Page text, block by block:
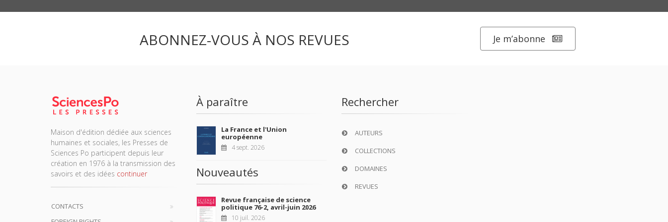
ABONNEZ-VOUS À NOS REVUES Je m’abonne
Maison d'édition dédiée aux sciences
humaines et sociales, les Presses de
Sciences Po participent depuis leur
création en 1976 à la transmission des
savoirs et des idées continuer
CONTACTS
À paraître
La France et l'Union
européenne
4 sept. 2026
Nouveautés
Revue française de science
politique 76-2, avril-juin 2026
10 juil. 2026
Rechercher
AUTEURS
COLLECTIONS
DOMAINES
REVUES